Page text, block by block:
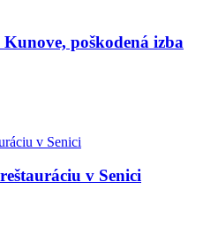
poškodená izba
v Senici